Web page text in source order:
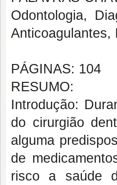
Odontologia,
Anticoagulantes,
PÁGINAS: 104
RESUMO:
Introdução:
do cirurgião
alguma
de
risco a saúde